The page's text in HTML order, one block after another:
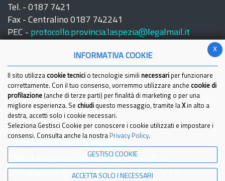
Tel. - 0187 7421
Fax - Centralino 0187 742241
PEC - protocollo.provincia.laspezia@legalmail.it
Seguici su:
IBAN e pagamenti informatici
Partita Iva
Dichiarazione di Accessibilita'
Cookies Policy
x
INFORMATIVA COOKIE
Il sito utilizza cookie tecnici o tecnologie simili necessari per funzionare
correttamente. Con il tuo consenso, vorremmo utilizzare anche cookie di
profilazione (anche di terze parti) per finalità di marketing o per una
migliore esperienza. Se chiudi questo messaggio, tramite la Xin alto a
destra, accetti solo i cookie necessari.
Seleziona Gestisci Cookie per conoscere i cookie utilizzati e impostare i
consensi. Consulta anche la nostra Privacy Policy.
GESTISCI COOKIE
ACCETTA SOLO I NECESSARI